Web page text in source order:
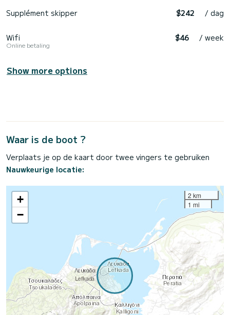
Supplément skipper $242 / dag
Wifi
Online betaling
$46 / week
Show more options
Waar is de boot ?
Verplaats je op de kaart door twee vingers te gebruiken
Nauwkeurige locatie:
+
−
2 km
1 mi